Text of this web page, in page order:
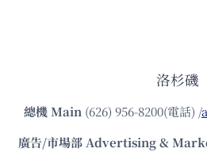
洛杉磯
總機Main (626) 956-8200(電話) /
廣告/市場部Advertising &